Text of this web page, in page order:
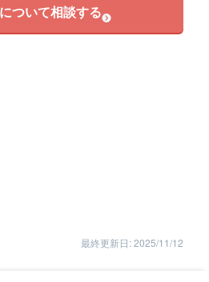
ついて相談する
最終更新日: 2025/11/12